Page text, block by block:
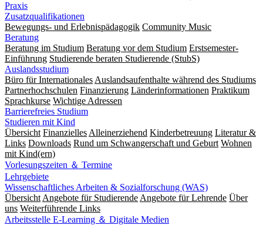
Praxis
Zusatzqualifikationen
Bewegungs- und Erlebnispädagogik Community Music
Beratung
Beratung im Studium Beratung vor dem Studium Erstsemester-
Einführung Studierende beraten Studierende (StubS)
Auslandsstudium
Büro für Internationales Auslandsaufenthalte während des Studiums
Partnerhochschulen Finanzierung Länderinformationen Praktikum
Sprachkurse Wichtige Adressen
Barrierefreies Studium
Studieren mit Kind
Übersicht Finanzielles Alleinerziehend Kinderbetreuung Literatur &
Links Downloads Rund um Schwangerschaft und Geburt Wohnen
mit Kind(ern)
Vorlesungszeiten ＆ Termine
Lehrgebiete
Wissenschaftliches Arbeiten & Sozialforschung (WAS)
Übersicht Angebote für Studierende Angebote für Lehrende Über
uns Weiterführende Links
Arbeitsstelle E-Learning ＆ Digitale Medien